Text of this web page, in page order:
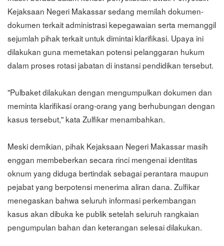
Kejaksaan Negeri Makassar sedang memilah dokumen-
dokumen terkait administrasi kepegawaian serta memanggil
sejumlah pihak terkait untuk dimintai klarifikasi. Upaya ini
dilakukan guna memetakan potensi pelanggaran hukum
dalam proses rotasi jabatan di instansi pendidikan tersebut.
"Pulbaket dilakukan dengan mengumpulkan dokumen dan
meminta klarifikasi orang-orang yang berhubungan dengan
kasus tersebut," kata Zulfikar menambahkan.
Meski demikian, pihak Kejaksaan Negeri Makassar masih
enggan membeberkan secara rinci mengenai identitas
oknum yang diduga bertindak sebagai perantara maupun
pejabat yang berpotensi menerima aliran dana. Zulfikar
menegaskan bahwa seluruh informasi perkembangan
kasus akan dibuka ke publik setelah seluruh rangkaian
pengumpulan bahan dan keterangan selesai dilakukan.